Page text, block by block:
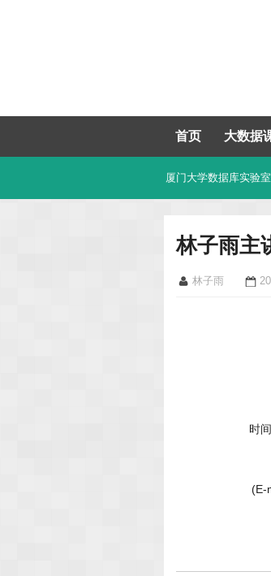
首页 大数据
厦门大学数据库实验室
林子雨主
林子雨
时
(E-